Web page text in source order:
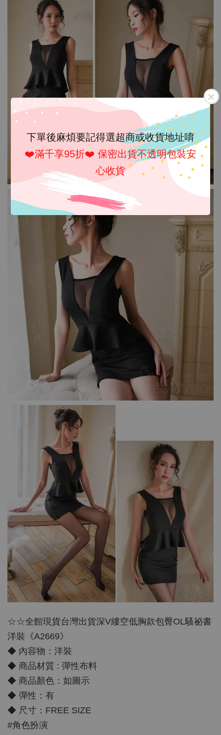
下單後麻煩要記得選超商或收貨地址唷
❤️滿千享95折❤️ 保密出貨不透明包裝安
心收貨
☆☆全館現貨台灣出貨深V縷空低胸款包臀OL騷祕書
洋裝《A2669》
◆ 內容物：洋裝
◆ 商品材質 : 彈性布料
◆ 商品顏色：如圖示
◆ 彈性：有
◆ 尺寸：FREE SIZE
#角色扮演